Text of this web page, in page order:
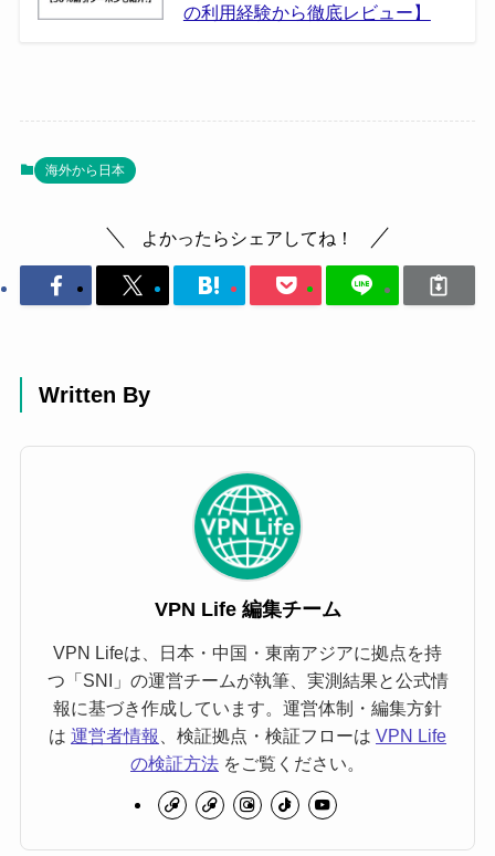
の利用経験から徹底レビュー】
海外から日本
よかったらシェアしてね！
Written By
VPN Life 編集チーム
VPN Lifeは、日本・中国・東南アジアに拠点を持
つ「SNI」の運営チームが執筆、実測結果と公式情
報に基づき作成しています。運営体制・編集方針
は 運営者情報 、検証拠点・検証フローは VPN Life
の検証方法 をご覧ください。